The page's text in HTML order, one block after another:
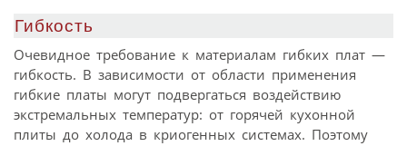
Гибкость
Очевидное требование к материалам гибких плат —
гибкость. В зависимости от области применения
гибкие платы могут подвергаться воздействию
экстремальных температур: от горячей кухонной
плиты до холода в криогенных системах. Поэтому